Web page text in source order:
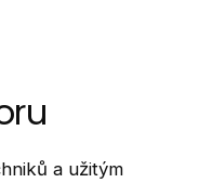
a užitým